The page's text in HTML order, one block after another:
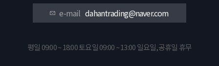
e-maildahantrading@naver.com
평일 09:00 ~ 18:00 토요일 09:00 ~ 13:00 일요일,공휴일 휴무